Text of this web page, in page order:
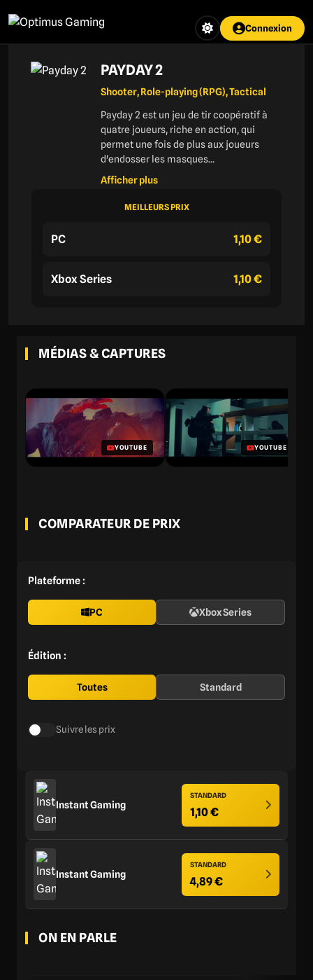
au
contenu
Connexion
PAYDAY 2
Shooter, Role-playing (RPG), Tactical
Payday 2 est un jeu de tir coopératif à
quatre joueurs, riche en action, qui
permet une fois de plus aux joueurs
d'endosser les masques…
Afficher plus
MEILLEURS PRIX
PC 1,10 €
Xbox Series 1,10 €
MÉDIAS & CAPTURES
YOUTUBE YOUTUBE
COMPARATEUR DE PRIX
Plateforme :
PC Xbox Series
Édition :
Toutes Standard
Suivre les prix
Instant Gaming
STANDARD
1,10 €
Instant Gaming
STANDARD
4,89 €
ON EN PARLE